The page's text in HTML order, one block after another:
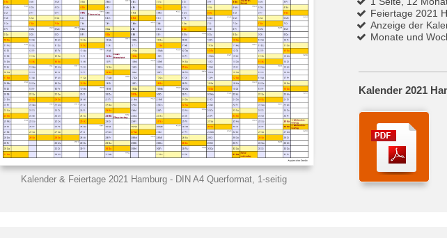
Kalender & Feiertage 2021 Hamburg - DIN A4 Querformat, 1-seitig
Feiertage 2021
Anzeige der
Monate und
Kalender 2021